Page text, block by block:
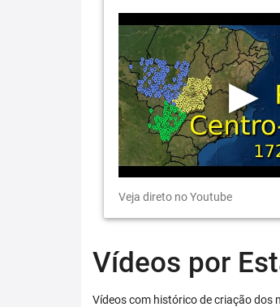
Veja direto no Youtube
Vídeos por
Vídeos com histórico de criação dos